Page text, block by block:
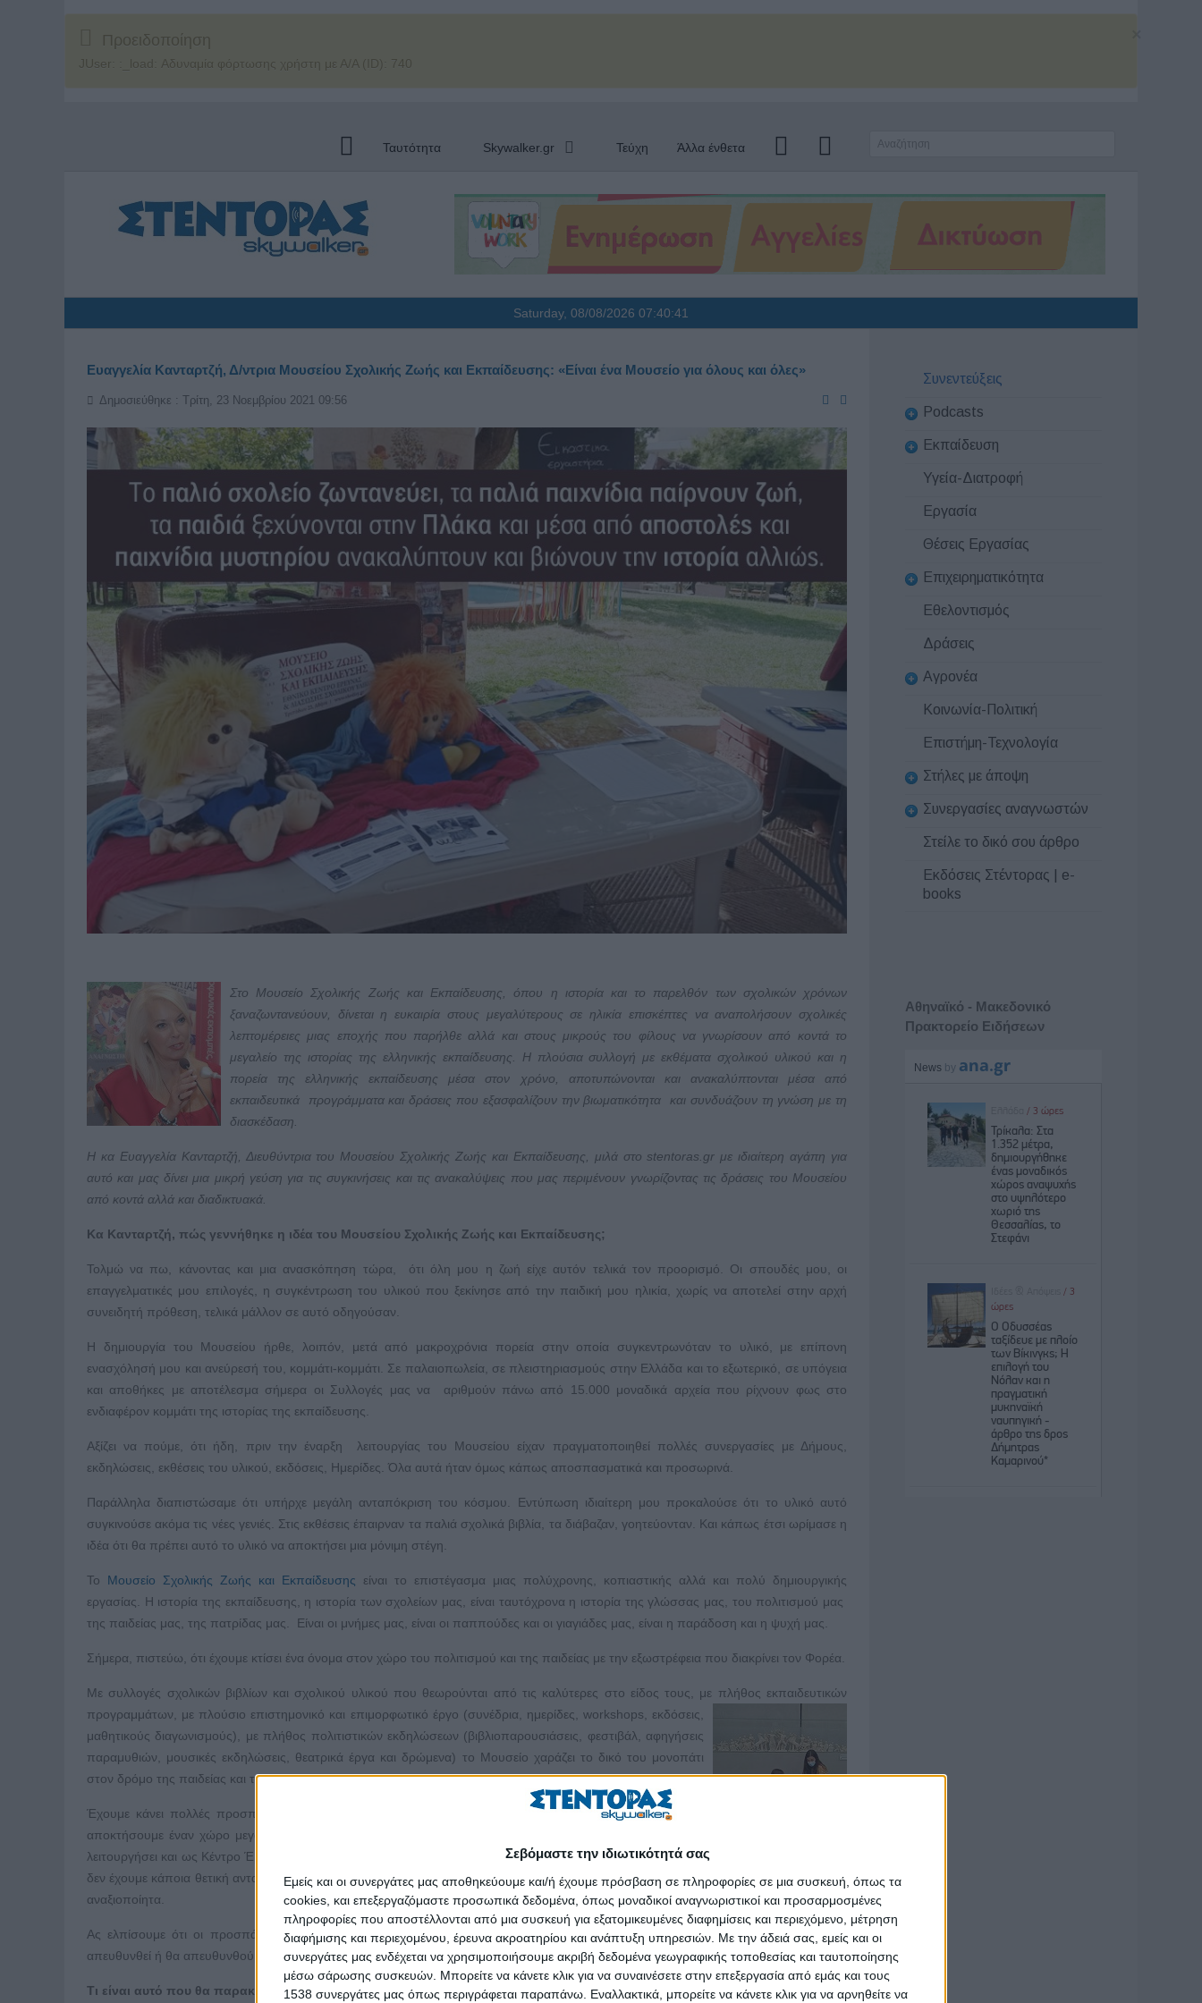
Σεβόμαστε την ιδιωτικότητά σας
Εμείς και οι συνεργάτες μας αποθηκεύουμε και/ή έχουμε πρόσβαση σε πληροφορίες σε μια συσκευή, όπως τα
cookies, και επεξεργαζόμαστε προσωπικά δεδομένα, όπως μοναδικοί αναγνωριστικοί και προσαρμοσμένες
πληροφορίες που αποστέλλονται από μια συσκευή για εξατομικευμένες διαφημίσεις και περιεχόμενο, μέτρηση
διαφήμισης και περιεχομένου, έρευνα ακροατηρίου και ανάπτυξη υπηρεσιών. Με την άδειά σας, εμείς και οι
συνεργάτες μας ενδέχεται να χρησιμοποιήσουμε ακριβή δεδομένα γεωγραφικής τοποθεσίας και ταυτοποίησης
μέσω σάρωσης συσκευών. Μπορείτε να κάνετε κλικ για να συναινέσετε στην επεξεργασία από εμάς και τους
1538 συνεργάτες μας όπως περιγράφεται παραπάνω. Εναλλακτικά, μπορείτε να κάνετε κλικ για να αρνηθείτε να
Προειδοποίηση
JUser: :_load: Αδυναμία φόρτωσης χρήστη με Α/Α (ID): 740
Ταυτότητα Skywalker.gr Τεύχη Άλλα ένθετα
Saturday, 08/08/2026 07:40:43
Ευαγγελία Κανταρτζή, Δ/ντρια Μουσείου Σχολικής Ζωής και Εκπαίδευσης: «Είναι ένα Μουσείο για όλους και όλες»
Δημοσιεύθηκε : Τρίτη, 23 Νοεμβρίου 2021 09:56
Στο Μουσείο Σχολικής Ζωής και Εκπαίδευσης, όπου η ιστορία και το παρελθόν των σχολικών χρόνων
ξαναζωντανεύουν, δίνεται η ευκαιρία στους μεγαλύτερους σε ηλικία επισκέπτες να αναπολήσουν σχολικές
λεπτομέρειες μιας εποχής που παρήλθε αλλά και στους μικρούς του φίλους να γνωρίσουν από κοντά το
μεγαλείο της ιστορίας της ελληνικής εκπαίδευσης. Η πλούσια συλλογή με εκθέματα σχολικού υλικού και η
πορεία της ελληνικής εκπαίδευσης μέσα στον χρόνο, αποτυπώνονται και ανακαλύπτονται μέσα από
εκπαιδευτικά προγράμματα και δράσεις που εξασφαλίζουν την βιωματικότητα και συνδυάζουν τη γνώση με τη
διασκέδαση.
Η κα Ευαγγελία Κανταρτζή, Διευθύντρια του Μουσείου Σχολικής Ζωής και Εκπαίδευσης, μιλά στοstentoras.gr με ιδιαίτερη αγάπη για
αυτό και μας δίνει μια μικρή γεύση για τις συγκινήσεις και τις ανακαλύψεις που μας περιμένουν γνωρίζοντας τις δράσεις του Μουσείου
από κοντά αλλά και διαδικτυακά.
Κα Κανταρτζή, πώς γεννήθηκε η ιδέα του Μουσείου Σχολικής Ζωής και Εκπαίδευσης;
Τολμώ να πω, κάνοντας και μια ανασκόπηση τώρα, ότι όλη μου η ζωή είχε αυτόν τελικά τον προορισμό. Οι σπουδές μου, οι
επαγγελματικές μου επιλογές, η συγκέντρωση του υλικού που ξεκίνησε από την παιδική μου ηλικία, χωρίς να αποτελεί στην αρχή
συνειδητή πρόθεση, τελικά μάλλον σε αυτό οδηγούσαν.
Η δημιουργία του Μουσείου ήρθε, λοιπόν, μετά από μακροχρόνια πορεία στην οποία συγκεντρωνόταν το υλικό, με επίπονη
ενασχόλησή μου και ανεύρεσή του, κομμάτι-κομμάτι. Σε παλαιοπωλεία, σε πλειστηριασμούς στην Ελλάδα και το εξωτερικό, σε υπόγεια
και αποθήκες με αποτέλεσμα σήμερα οι Συλλογές μας να αριθμούν πάνω από 15.000 μοναδικά αρχεία που ρίχνουν φως στο
ενδιαφέρον κομμάτι της ιστορίας της εκπαίδευσης.
Αξίζει να πούμε, ότι ήδη, πριν την έναρξη λειτουργίας του Μουσείου είχαν πραγματοποιηθεί πολλές συνεργασίες με Δήμους,
εκδηλώσεις, εκθέσεις του υλικού, εκδόσεις, Ημερίδες. Όλα αυτά ήταν όμως κάπως αποσπασματικά και προσωρινά.
Παράλληλα διαπιστώσαμε ότι υπήρχε μεγάλη ανταπόκριση του κόσμου. Εντύπωση ιδιαίτερη μου προκαλούσε ότι το υλικό αυτό
συγκινούσε ακόμα τις νέες γενιές. Στις εκθέσεις έπαιρναν τα παλιά σχολικά βιβλία, τα διάβαζαν, γοητεύονταν. Και κάπως έτσι ωρίμασε η
ιδέα ότι θα πρέπει αυτό το υλικό να αποκτήσει μια μόνιμη στέγη.
Το Μουσείο Σχολικής Ζωής και Εκπαίδευσης είναι το επιστέγασμα μιας πολύχρονης, κοπιαστικής αλλά και πολύ δημιουργικής
εργασίας. Η ιστορία της εκπαίδευσης, η ιστορία των σχολείων μας, είναι ταυτόχρονα η ιστορία της γλώσσας μας, του πολιτισμού μας
της παιδείας μας, της πατρίδας μας. Είναι οι μνήμες μας, είναι οι παππούδες και οι γιαγιάδες μας, είναι η παράδοση και η ψυχή μας.
Σήμερα, πιστεύω, ότι έχουμε κτίσει ένα όνομα στον χώρο του πολιτισμού και της παιδείας με την εξωστρέφεια που διακρίνει τον Φορέα.
Με συλλογές σχολικών βιβλίων και σχολικού υλικού που θεωρούνται από τις καλύτερες στο είδος τους, με πλήθος εκπαιδευτικών
προγραμμάτων, με πλούσιο επιστημονικό και επιμορφωτικό έργο (συνέδρια, ημερίδες, workshops, εκδόσεις,
μαθητικούς διαγωνισμούς), με πλήθος πολιτιστικών εκδηλώσεων (βιβλιοπαρουσιάσεις, φεστιβάλ, αφηγήσεις
παραμυθιών, μουσικές εκδηλώσεις, θεατρικά έργα και δρώμενα) το Μουσείο χαράζει το δικό του μονοπάτι
στον δρόμο της παιδείας και του πολιτισμού.
Έχουμε κάνει πολλές προσπάθειες κι έχουμε απευθυνθεί σε διάφορους φορείς, ώστε να μπορέσουμε να
αποκτήσουμε έναν χώρο μεγαλύτερο όπου θα μπορούσε να στεγαστεί και η βιβλιοθήκη του φορέα για να
λειτουργήσει και ως Κέντρο Έρευνας ώστε να είναι προσβάσιμα τα αρχεία σε ερευνητές που έρχονται από όλο τον κόσμο. Μέχρι τώρα,
δεν έχουμε κάποια θετική ανταπόκριση, αν και πολλά κτίρια που ανήκουν στο Δημόσιο, σε ιδιώτες και σε Δήμους παραμένουν άδεια και
αναξιοποίητα.
Ας ελπίσουμε ότι οι προσπάθειες αυτές θα καρποφορήσουν, αν ευαισθητοποιηθούν κάποιοι από αυτούς στους οποίους έχουμε
απευθυνθεί ή θα απευθυνθούμε στο μέλλον.
Τι είναι αυτό που θα παρακινήσει τον επισκέπτη να το γνωρίσει από κοντά; Υπάρχει κάποιο ιδιαίτερο έκθεμα που ξεχωρίζει
Συνεντεύξεις
Podcasts
Εκπαίδευση
Υγεία-Διατροφή
Εργασία
Θέσεις Εργασίας
Επιχειρηματικότητα
Εθελοντισμός
Δράσεις
Αγρονέα
Κοινωνία-Πολιτική
Επιστήμη-Τεχνολογία
Στήλες με άποψη
Συνεργασίες αναγνωστών
Στείλε το δικό σου άρθρο
Εκδόσεις Στέντορας | e-
books
Αθηναϊκό - Μακεδονικό
Πρακτορείο Ειδήσεων